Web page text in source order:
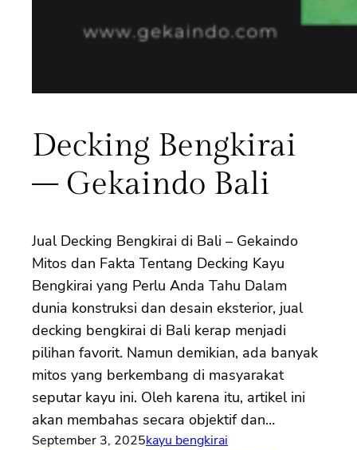
Decking Bengkirai
– Gekaindo Bali
Jual Decking Bengkirai di Bali – Gekaindo
Mitos dan Fakta Tentang Decking Kayu
Bengkirai yang Perlu Anda Tahu Dalam
dunia konstruksi dan desain eksterior, jual
decking bengkirai di Bali kerap menjadi
pilihan favorit. Namun demikian, ada banyak
mitos yang berkembang di masyarakat
seputar kayu ini. Oleh karena itu, artikel ini
akan membahas secara objektif dan…
September 3, 2025kayu bengkirai